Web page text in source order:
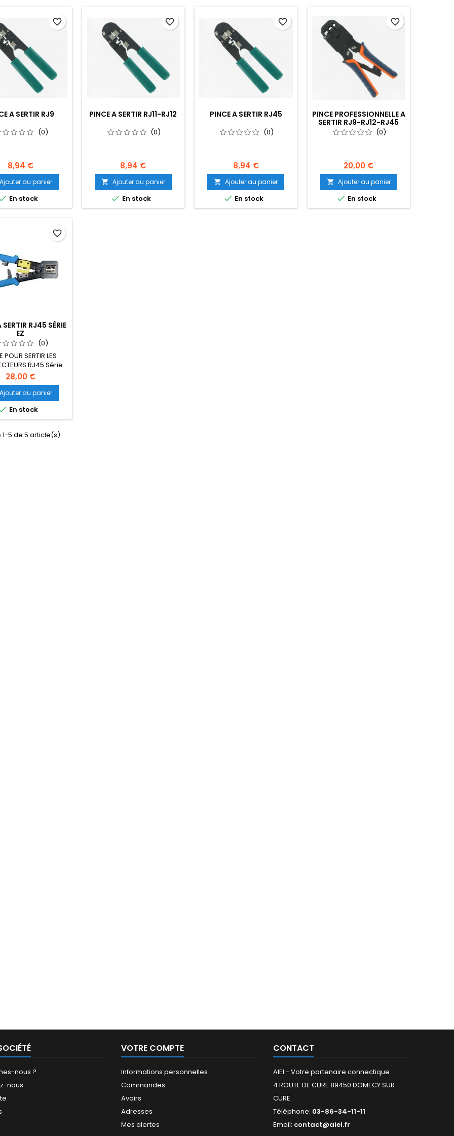
A SERTIR RJ9
(0)
8,94 €
Ajouter au panier
En stock
favorite_border
PINCE A SERTIR RJ11-RJ12
(0)
8,94 €
 Ajouter au panier
 En stock
favorite_border
PINCE A SERTIR RJ45
(0)
8,94 €
 Ajouter au panier
 En stock
favorite_border
PINCE PROFESSIONNELLE A
SERTIR RJ9-RJ12-RJ45
(0)
20,00 €
 Ajouter au panier
 En stock
favorite_border
SERTIR RJ45 SÉRIE
EZ
(0)
POUR SERTIR LES
RJ45 Série
EZ
28,00 €
Ajouter au panier
En stock
favorite_border
5 de 5 article(s)
nous ?
nous
VOTRE COMPTE
Informations personnelles
Commandes
Avoirs
Adresses
Mes alertes
CONTACT
AIEI - Votre partenaire connectique
4 ROUTE DE CURE 89450 DOMECY SUR
CURE
Téléphone: 03-86-34-11-11
Email: contact@aiei.fr